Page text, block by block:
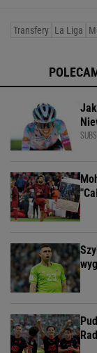
Transfery La Liga